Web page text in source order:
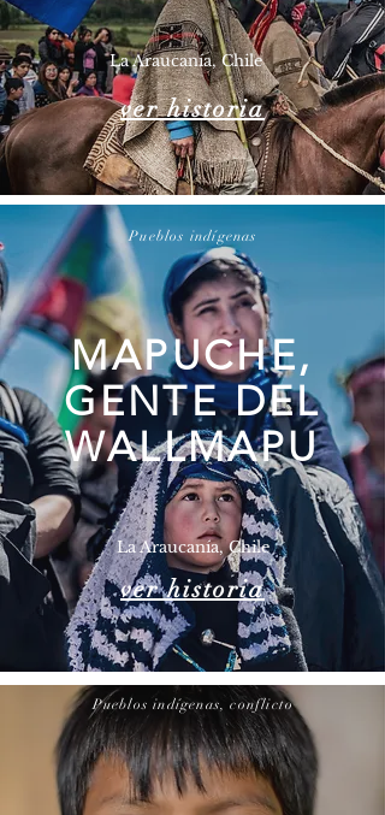
La Araucanía, Chile
ver historia
Pueblos indígenas
MAPUCHE,
GENTE DEL
WALLMAPU
La Araucanía, Chile
ver historia
Pueblos indígenas, conflicto